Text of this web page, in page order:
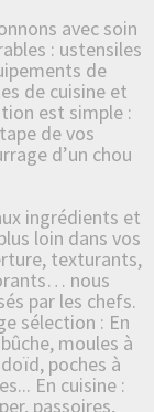
avec soin
: ustensiles
de
de cuisine et
est simple :
de vos
d’un chou
ingrédients et
loin dans vos
texturants,
nous
par les chefs.
sélection : En
moules à
poches à
En cuisine :
passoires,